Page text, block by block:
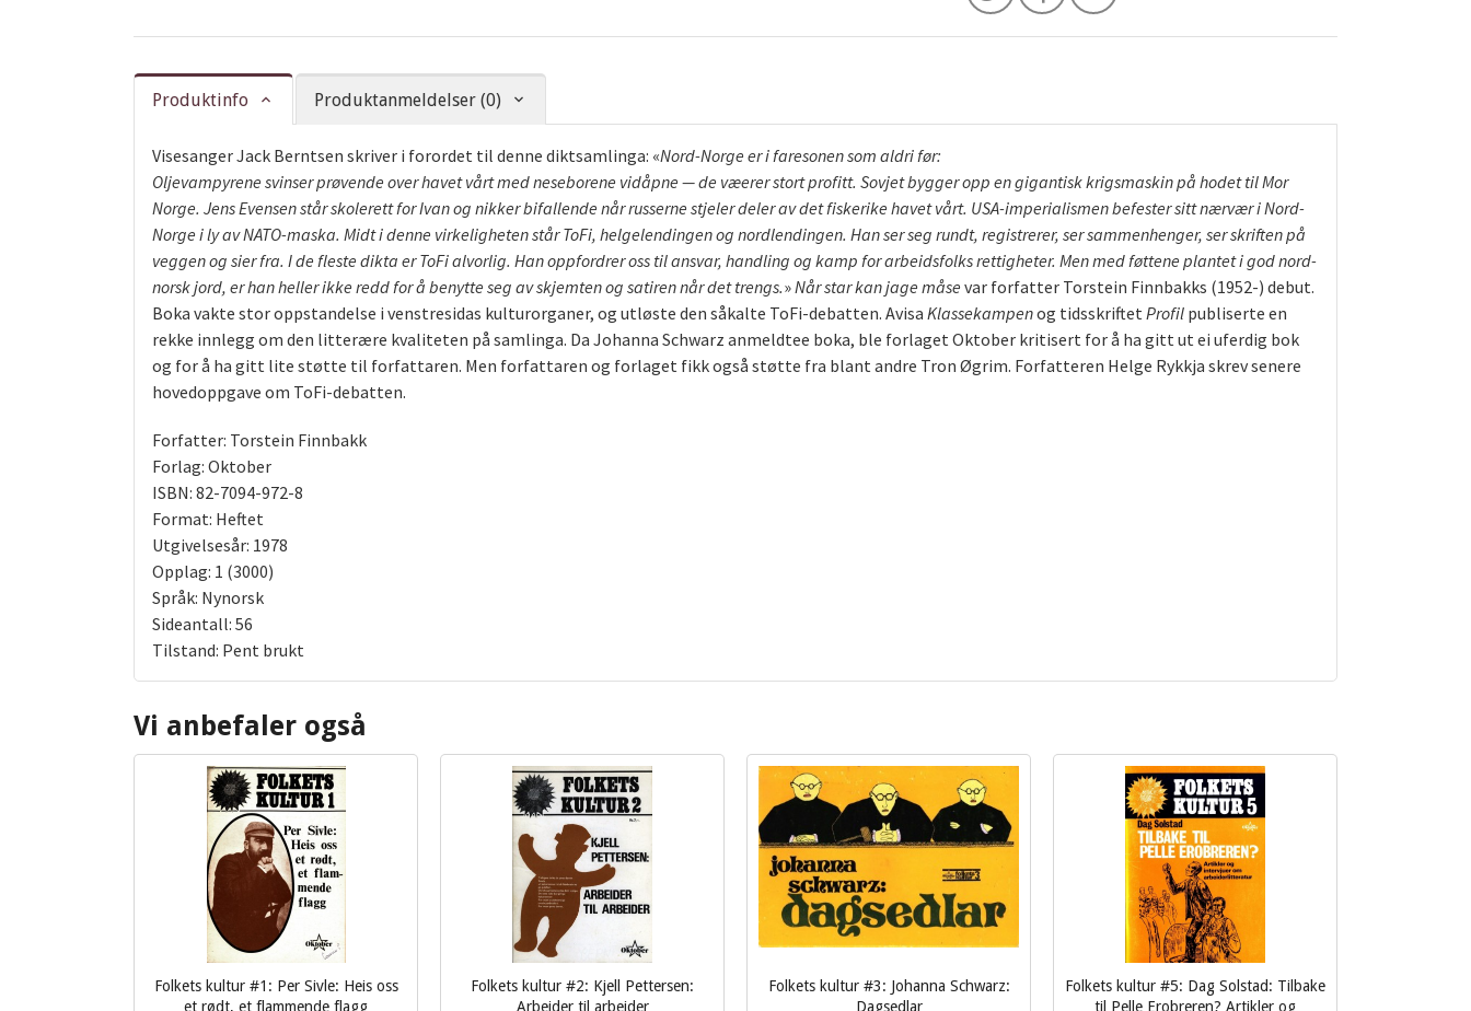
Produktinfo Produktanmeldelser (0)
Visesanger Jack Berntsen skriver i forordet til denne diktsamlinga: «Nord-Norge er i faresonen som aldri før:
Oljevampyrene svinser prøvende over havet vårt med neseborene vidåpne — de væerer stort profitt. Sovjet bygger opp en gigantisk krigsmaskin på hodet til Mor
Norge. Jens Evensen står skolerett for Ivan og nikker bifallende når russerne stjeler deler av det fiskerike havet vårt. USA-imperialismen befester sitt nærvær i Nord-
Norge i ly av NATO-maska. Midt i denne virkeligheten står ToFi, helgelendingen og nordlendingen. Han ser seg rundt, registrerer, ser sammenhenger, ser skriften på
veggen og sier fra. I de fleste dikta er ToFi alvorlig. Han oppfordrer oss til ansvar, handling og kamp for arbeidsfolks rettigheter. Men med føttene plantet i god nord-
norsk jord, er han heller ikke redd for å benytte seg av skjemten og satiren når det trengs.»Når star kan jage måse var forfatter Torstein Finnbakks (1952-) debut.
Boka vakte stor oppstandelse i venstresidas kulturorganer, og utløste den såkalte ToFi-debatten. Avisa Klassekampenog tidsskriftetProfil publiserte en
rekke innlegg om den litterære kvaliteten på samlinga. Da Johanna Schwarz anmeldtee boka, ble forlaget Oktober kritisert for å ha gitt ut ei uferdig bok
og for å ha gitt lite støtte til forfattaren. Men forfattaren og forlaget fikk også støtte fra blant andre Tron Øgrim. Forfatteren Helge Rykkja skrev senere
hovedoppgave om ToFi-debatten.
Forfatter: Torstein Finnbakk
Forlag: Oktober
ISBN: 82-7094-972-8
Format: Heftet
Utgivelsesår: 1978
Opplag: 1 (3000)
Språk: Nynorsk
Sideantall: 56
Tilstand: Pent brukt
Vi anbefaler også
Folkets kultur #1: Per Sivle: Heis oss
et rødt, et flammende flagg
Folkets kultur #2: Kjell Pettersen:
Arbeider til arbeider
Folkets kultur #3: Johanna Schwarz:
Dagsedlar
Folkets kultur #5: Dag Solstad: Tilbake
til Pelle Erobreren? Artikler og